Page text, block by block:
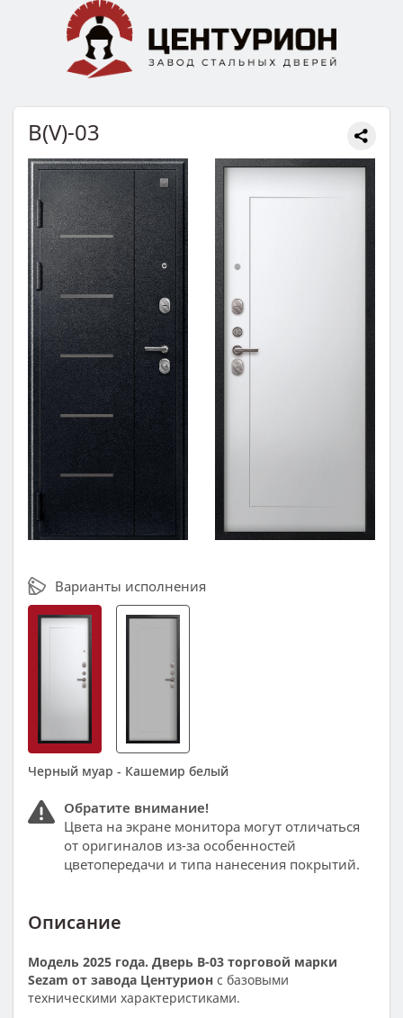
В(V)-03
Варианты исполнения
Черный муар - Кашемир белый
Обратите внимание!
Цвета на экране монитора могут отличаться
от оригиналов из-за особенностей
цветопередачи и типа нанесения покрытий.
Описание
Модель 2025 года. Дверь В-03 торговой марки
Sezam от завода Центурион с базовыми
техническими характеристиками.